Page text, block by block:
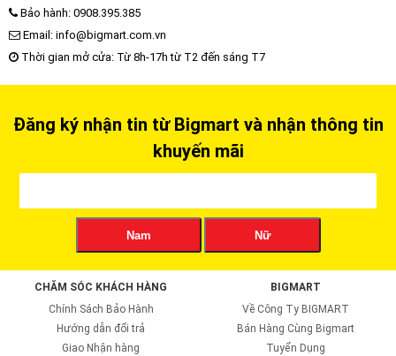
Bảo hành: 0908.395.385
Email: info@bigmart.com.vn
Thời gian mở cửa: Từ 8h-17h từ T2 đến sáng T7
Đăng ký nhận tin từ Bigmart và nhận thông tin
khuyến mãi
Nam Nữ
CHĂM SÓC KHÁCH HÀNG
Chính Sách Bảo Hành
Hướng dẫn đổi trả
Giao Nhận hàng
BIGMART
Về Công Ty BIGMART
Bán Hàng Cùng Bigmart
Tuyển Dụng